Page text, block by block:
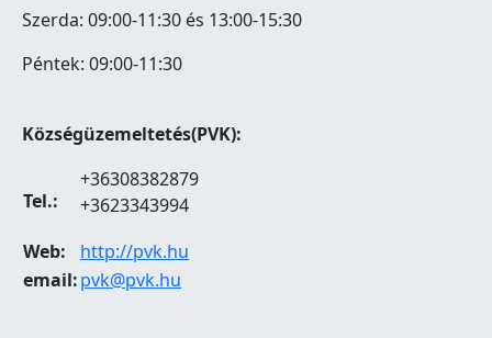
Szerda: 09:00-11:30 és 13:00-15:30
Péntek: 09:00-11:30
Községüzemeltetés(PVK):
Tel.:
+36308382879
+3623343994
Web:
http://pvk.hu
email:pvk@pvk.hu